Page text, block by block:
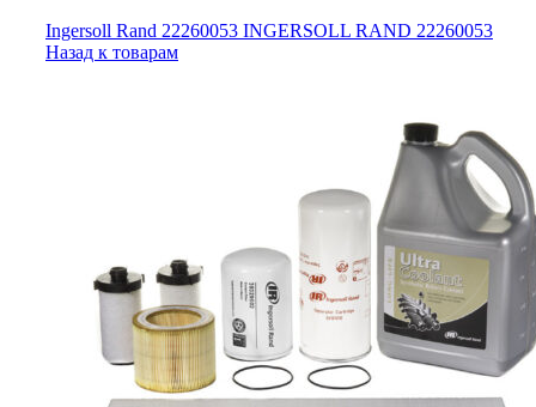
Ingersoll Rand 22260053 INGERSOLL RAND 22260053
Назад к товарам